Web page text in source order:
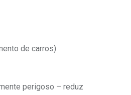
de carros)
perigoso – reduz